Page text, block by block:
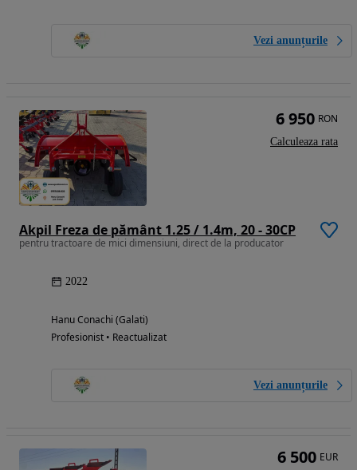
Vezi anunțurile
Akpil Freza de pământ 1.25 / 1.4m, 20 - 30CP
pentru tractoare de mici dimensiuni, direct de la producator
2022
Hanu Conachi (Galati)
Profesionist • Reactualizat
Vezi anunțurile
6 950 RON
Calculeaza rata
6 500 EUR